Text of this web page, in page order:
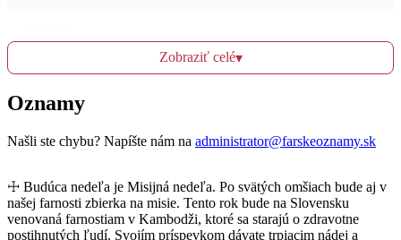
Ut
06:15
KAPLNKA Najsvätejšej Trojice
FARSKÝ KOSTOL Všetkých svätých
Zobraziť celé▾
Oznamy
Našli ste chybu? Napíšte nám na administrator@farskeoznamy.sk
☩ Budúca nedeľa je Misijná nedeľa. Po svätých omšiach bude aj v
našej farnosti zbierka na misie. Tento rok bude na Slovensku
venovaná farnostiam v Kambodži, ktoré sa starajú o zdravotne
postihnutých ľudí. Svojím príspevkom dávate trpiacim nádej a